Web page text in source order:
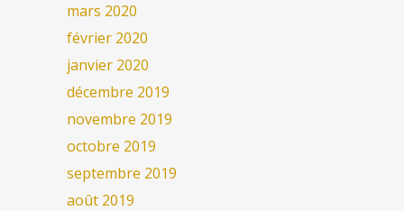
mars 2020
février 2020
janvier 2020
décembre 2019
novembre 2019
octobre 2019
septembre 2019
août 2019